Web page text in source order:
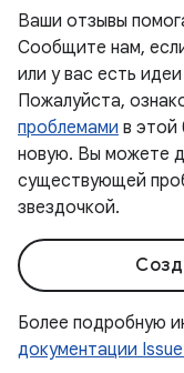
Ваши отзывы
Сообщите нам,
или у вас есть
Пожалуйста,
проблемами в этой
новую. Вы можете
существующей
звездочкой.
Более подробную
документации